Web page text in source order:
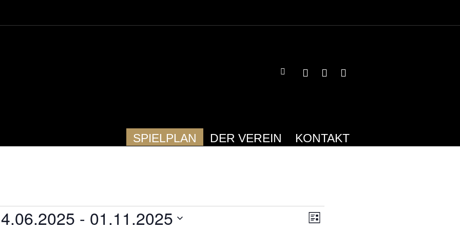
SPIELPLAN DER VEREIN KONTAKT
ANSICHTEN-
VERANSTALTUNG
LISTE
- 01.11.2025